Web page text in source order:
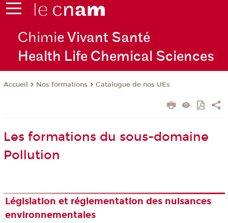
Chimie Vivant Santé
Health Life Chemical Sciences
Accueil Nos formations Catalogue de nos UEs
Les formations du sous-domaine
Pollution
Législation et réglementation des nuisances
environnementales